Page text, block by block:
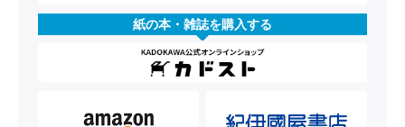
紙の本・雑誌を購入する